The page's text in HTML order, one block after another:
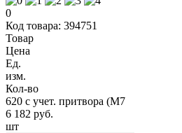
0
Код товара: 394751
Товар
Цена
Ед.
изм.
Кол-во
620 с учет. притвора (М7
6 182 руб.
шт